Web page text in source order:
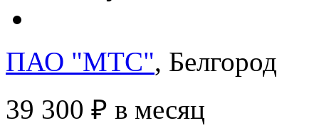
ПАО "МТС", Белгород
39 300 ₽ в месяц